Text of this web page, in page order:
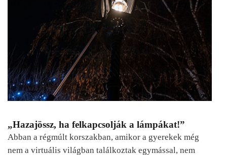
„Hazajössz, ha felkapcsolják a lámpákat!”
Abban a régmúlt korszakban, amikor a gyerekek még
nem a virtuális világban találkoztak egymással, nem